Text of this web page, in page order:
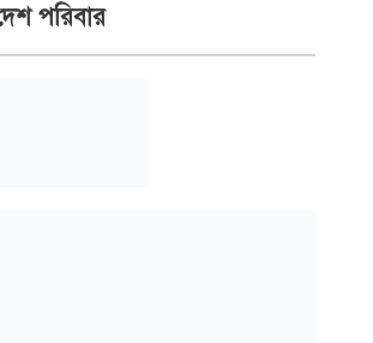
পরিবার